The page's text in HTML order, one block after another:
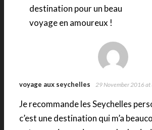
destination pour un beau
voyage en amoureux !
voyage aux seychelles 29 November 2016 at
Je recommande les Seychelles
c’est une destination qui m’a